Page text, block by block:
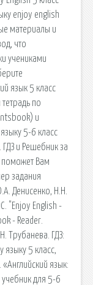
enjoy english
материалы и
что
учениками
язык 5 класс
по
и
5-6 класс
и Решебник за
поможет Вам
задания
Денисенко, Н.Н.
"Enjoy English -
- Reader.
Трубанева. ГДЗ:
языку 5 класс,
язык:
учебник для 5-6